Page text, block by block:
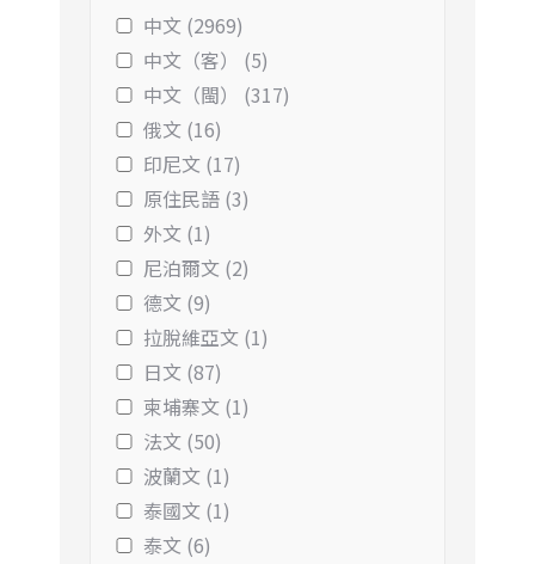
中文 (2969)
中文（客） (5)
中文（閩） (317)
俄文 (16)
印尼文 (17)
原住民語 (3)
外文 (1)
尼泊爾文 (2)
德文 (9)
拉脫維亞文 (1)
日文 (87)
柬埔寨文 (1)
法文 (50)
波蘭文 (1)
泰國文 (1)
泰文 (6)